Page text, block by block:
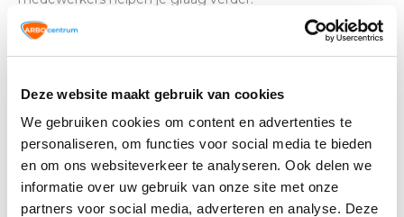
Deze website maakt gebruik van cookies
We gebruiken cookies om content en advertenties te
personaliseren, om functies voor social media te bieden
en om ons websiteverkeer te analyseren. Ook delen we
informatie over uw gebruik van onze site met onze
partners voor social media, adverteren en analyse. Deze
laatste nieuwtjes, acties en meer?
Schrijf je in voor onze nieuwsbrief!
Abonneer